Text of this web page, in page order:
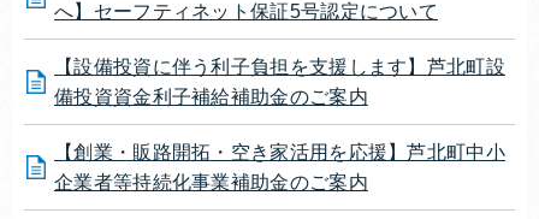
へ】セーフティネット保証5号認定について
【設備投資に伴う利子負担を支援します】芦北町設
備投資資金利子補給補助金のご案内
【創業・販路開拓・空き家活用を応援】芦北町中小
企業者等持続化事業補助金のご案内